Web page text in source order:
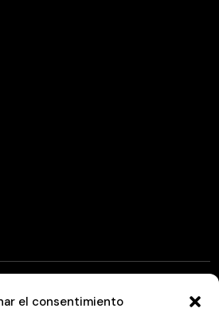
el consentimiento